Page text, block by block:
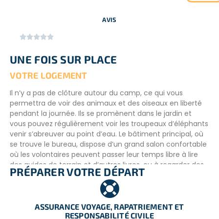
JEUDI :
l’enlèvement de plantes exotiques, du contrôle de
l’érosion ou du débroussaillage. L’après-midi ou le soir,
partez en surveillance des hyènes et en patrouille de nuit.
VENDREDI :
Tôt le matin, partez à la recherche d’éléphants dans le
cadre de la recherche en cours sur le programme de
contraception des éléphants. L’après-midi, partez
surveiller les espèces d’oiseaux avant de dormir à la belle
étoile avec le projet « Espèces menacées ».
SAMEDI :
Soit une sortie est prévue, soit c’est une journée libre où
les volontaires peuvent se détendre ou partir en
excursion. Lorsque vous avez temps libre, il n’est pas
AVIS

UNE FOIS SUR PLACE
VOTRE LOGEMENT
Il n’y a pas de clôture autour du camp, ce qui vous
permettra de voir des animaux et des oiseaux en liberté
pendant la journée. Ils se promènent dans le jardin et
vous pouvez régulièrement voir les troupeaux d’éléphants
venir s’abreuver au point d’eau. Le bâtiment principal, où
se trouve le bureau, dispose d’un grand salon confortable
où les volontaires peuvent passer leur temps libre à lire
des guides de terrain et d’autres livres, ou à regarder des
documentaires le soir.
La maison des volontaires propose un mélange de
dortoirs avec des lits superposés ou des chambres
doubles pour les couples et/ou les volontaires voyageant
ensemble. Les salles de bain sont équipées d’une douche
PRÉPARER VOTRE DÉPART
ASSURANCE VOYAGE, RAPATRIEMENT ET
RESPONSABILITÉ CIVILE